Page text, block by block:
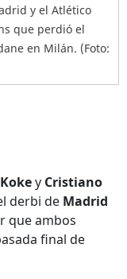
y el Atlético
que perdió el
en Milán. (Foto:
Kokey Cristiano
derbi de Madrid
que ambos
final de